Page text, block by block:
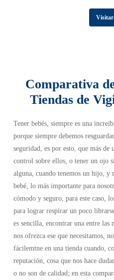
Comparativa
Tiendas de
Tener bebés, siempre es una
porque siempre debemos
seguridad, es por esto, que más de
control sobre ellos, o tener un ojo
alguna, cuando tenemos un hijo, y
bebé, lo más importante para
cómodo y seguro, para este caso,
para lograr respirar un poco
es sencilla, encontrar una entre las
nos ofrezca ese que necesitamos,
fácilemtne en una tienda cuando,
reputación, cosa que nos hace
o no son de calidad; en esta